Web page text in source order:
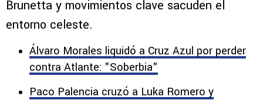
Brunetta y movimientos clave sacuden el
entorno celeste.
Álvaro Morales liquidó a Cruz Azul por perder
contra Atlante: "Soberbia"
Paco Palencia cruzó a Luka Romero y